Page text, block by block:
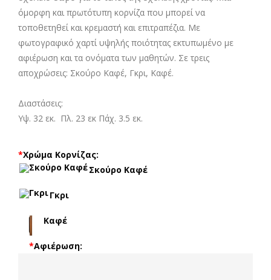
όμορφη και πρωτότυπη κορνίζα που μπορεί να
τοποθετηθεί και κρεμαστή και επιτραπέζια. Με
φωτογραφικό χαρτί υψηλής ποιότητας εκτυπωμένο με
αφιέρωση και τα ονόματα των μαθητών. Σε τρεις
αποχρώσεις: Σκούρο Καφέ, Γκρι, Καφέ.
Διαστάσεις:
Υψ. 32 εκ. Πλ. 23 εκ Πάχ. 3.5 εκ.
*Χρώμα Κορνίζας:
Σκούρο Καφέ
Γκρι
Καφέ
*Αφιέρωση: